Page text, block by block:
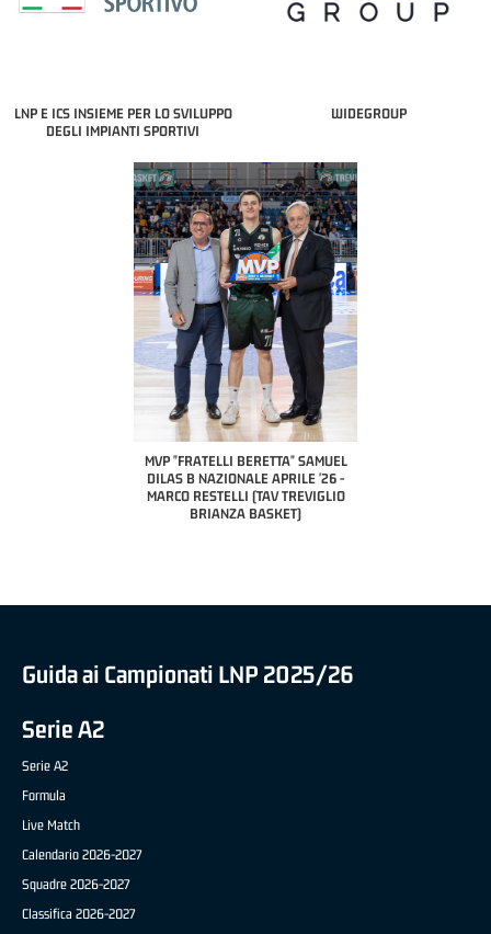
LNP E ICS INSIEME PER LO SVILUPPO
DEGLI IMPIANTI SPORTIVI
WIDEGROUP
MVP "FRATELLI BERETTA" SAMUEL
DILAS B NAZIONALE APRILE '26 -
MARCO RESTELLI (TAV TREVIGLIO
BRIANZA BASKET)
Guida ai Campionati LNP 2025/26
Serie A2
Serie A2
Formula
Live Match
Calendario 2026-2027
Squadre 2026-2027
Classifica 2026-2027